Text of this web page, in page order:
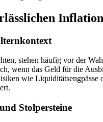
stehen häufig vor der
wenn das Geld für die
wie
Stolpersteine